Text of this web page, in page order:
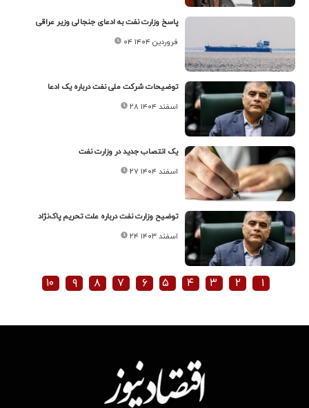
پاسخ وزارت نفت به ادعای جنجالی وزیر عراقی
۰۴ فروردین ۱۴۰۴
توضیحات شرکت ملی نفت درباره یک ادعا
۲۸ اسفند ۱۴۰۴
یک انتصاب جدید در وزارت نفت
۲۷ اسفند ۱۴۰۴
توضیح وزارت نفت درباره علت تحریم پاک‌نژاد
۲۴ اسفند ۱۴۰۳
۱ ۲ ۳ ۴ ۵ ۶ ۷ ۸ ۹ ۱۰